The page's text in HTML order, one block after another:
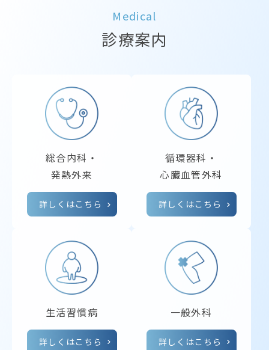
Medical
診療案内
総合内科・
発熱外来
詳しくはこちら
循環器科・
心臓血管外科
詳しくはこちら
生活習慣病
詳しくはこちら
一般外科
詳しくはこちら